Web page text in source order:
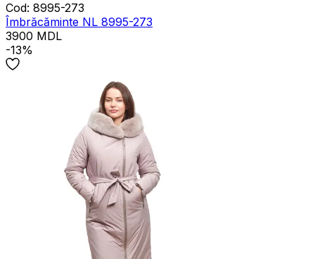
Cod: 8995-273
Îmbrăcăminte NL 8995-273
3900 MDL
-13%